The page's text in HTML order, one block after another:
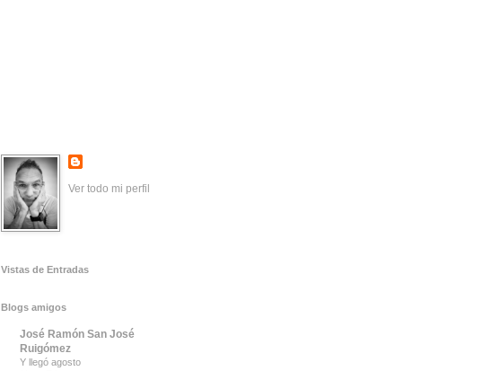
Ver todo mi perfil
Vistas de Entradas
Blogs amigos
José Ramón San José
Ruigómez
Y llegó agosto